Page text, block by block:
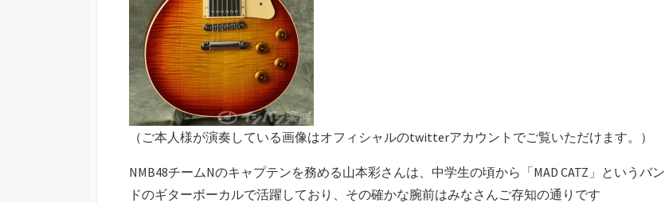
（ご本人様が演奏している画像はオフィシャルのtwitterアカウントでご覧いただけます。）
NMB48チームNのキャプテンを務める山本彩さんは、中学生の頃から「MAD CATZ」というバン
ドのギターボーカルで活躍しており、その確かな腕前はみなさんご存知の通りです